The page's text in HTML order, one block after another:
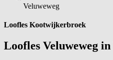
Veluweweg
Loofles Kootwijkerbroek
Loofles Veluweweg in